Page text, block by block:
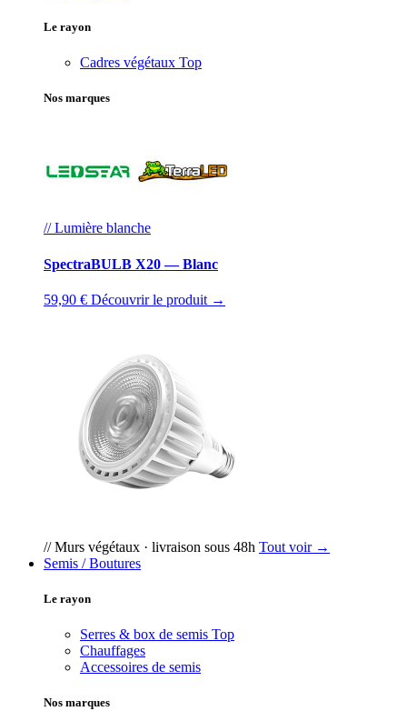
Le rayon
Cadres végétaux Top
Nos marques
// Lumière blanche
SpectraBULB X20 — Blanc
59,90 € Découvrir le produit →
// Murs végétaux · livraison sous 48h Tout voir →
Semis / Boutures
Le rayon
Serres & box de semis Top
Chauffages
Accessoires de semis
Nos marques